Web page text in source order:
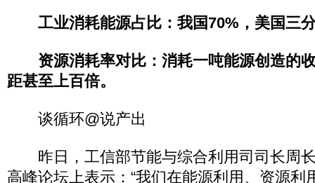
工业消耗能源占比： 我国70%，美国三
资源消耗率对比： 消耗一吨能源创造的
距甚至上百倍。
谈循环@说产出
昨日，工信部节能与综合利用司司长周
高峰论坛上表示：“我们在能源利用、资源利